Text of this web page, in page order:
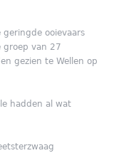
ooievaars
groep van 27
gezien te Wellen op
hadden al wat